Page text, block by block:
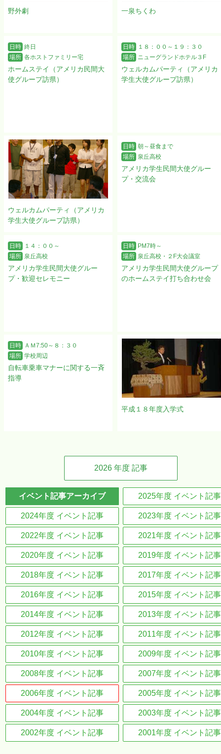
野外劇 一泉ちくわ
日時 終日
場所 各ホストファミリー宅
ホームステイ（アメリカ民間大
使グループ訪県）
日時
１８：００～１９：３０
場所 ニューグランドホテル３F
ウェルカムパーティ（アメリカ
学生大使グループ訪県）
ウェルカムパーティ（アメリカ
学生大使グループ訪県）
日時 朝～昼食まで
場所 泉丘高校
アメリカ学生民間大使グルー
プ・交流会
日時
１４：００～
場所 泉丘高校
アメリカ学生民間大使グルー
プ・歓迎セレモニー
日時 PM7時～
場所 泉丘高校・２F大会議室
アメリカ学生民間大使グループ
のホームステイ打ち合わせ会
日時
ＡＭ7:50～８：３０
場所 学校周辺
自転車乗車マナーに関する一斉
指導
平成１８年度入学式
2026 年度 記事
イベント記事アーカイブ 2025年度 イベント記事
2024年度 イベント記事 2023年度 イベント記事
2022年度 イベント記事 2021年度 イベント記事
2020年度 イベント記事 2019年度 イベント記事
2018年度 イベント記事 2017年度 イベント記事
2016年度 イベント記事 2015年度 イベント記事
2014年度 イベント記事 2013年度 イベント記事
2012年度 イベント記事 2011年度 イベント記事
2010年度 イベント記事 2009年度 イベント記事
2008年度 イベント記事 2007年度 イベント記事
2006年度 イベント記事 2005年度 イベント記事
2004年度 イベント記事 2003年度 イベント記事
2002年度 イベント記事 2001年度 イベント記事